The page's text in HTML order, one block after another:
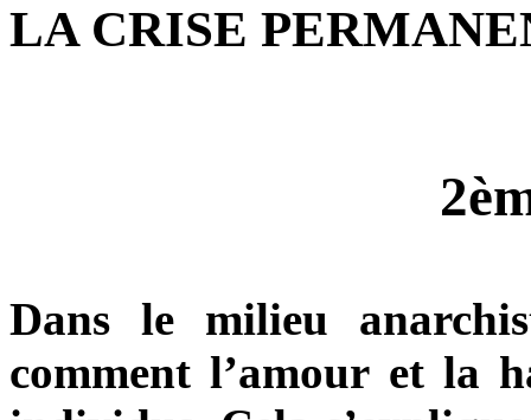
LA CRISE
Dans le milieu
comment l’amour et la